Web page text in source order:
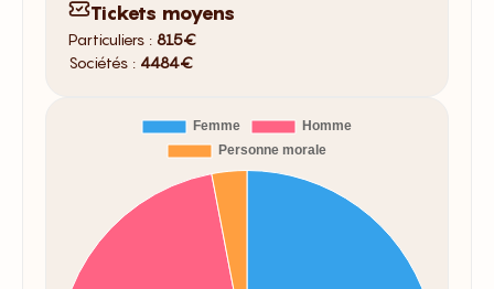
Tickets moyens
Particuliers : 815€
Sociétés : 4484€